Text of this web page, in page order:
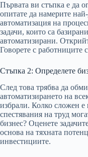
Първата ви стъпка е да
опитате да намерите
автоматизация на
задачи, които са
автоматизирани.
Говорете с работниците
Стъпка 2: Определете
След това трябва да
автоматизирането на
избрали. Колко сложен е
спестявания на труд
бизнес? Оценете
основа на тяхната
инвестициите.